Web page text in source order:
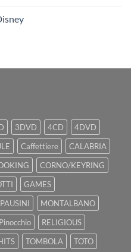
3DVD 4CD
4DVD
Caffettiere
CALABRIA
CORNO/KEYRING
GAMES
MONTALBANO
Pinocchio
RELIGIOUS
TOMBOLA TOTO